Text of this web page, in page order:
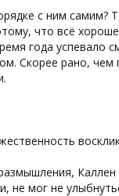
с ним самим?
что всё
года успевало
Скорее рано,
не мог не